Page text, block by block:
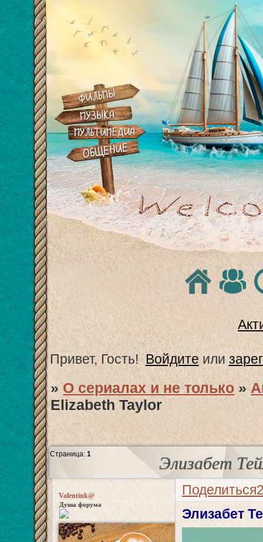
Привет, Гость! Войдитеили
»О сериалах и не только »
Elizabeth Taylor
Элизабет
Страница:1
Поделиться
Valentink@
Душа форума
Элизабет